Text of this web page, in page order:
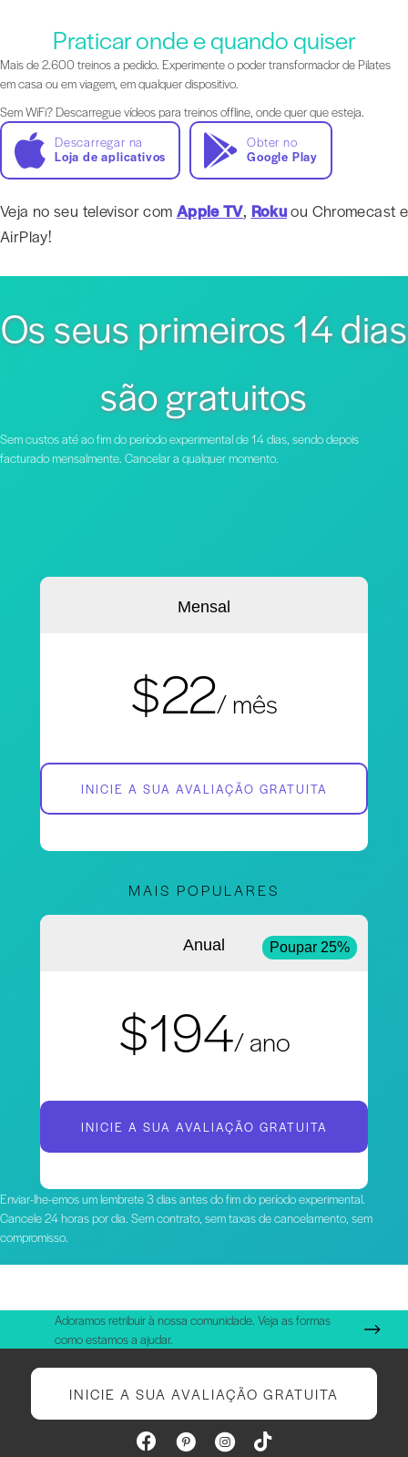
Praticar onde e quando quiser
Mais de 2.600 treinos a pedido. Experimente o poder transformador de Pilates
em casa ou em viagem, em qualquer dispositivo.
Sem WiFi? Descarregue vídeos para treinos offline, onde quer que esteja.
Descarregar na
Loja de aplicativos
Obter no
Google Play
Veja no seu televisor com Apple TV, Rokuou Chromecast e
AirPlay!
Os seus primeiros 14 dias
são gratuitos
Sem custos até ao fim do período experimental de 14 dias, sendo depois
facturado mensalmente. Cancelar a qualquer momento.
Mensal
$22/ mês
INICIE A SUA AVALIAÇÃO GRATUITA
MAIS POPULARES
Anual Poupar 25%
$194/ ano
INICIE A SUA AVALIAÇÃO GRATUITA
Enviar-lhe-emos um lembrete 3 dias antes do fim do período experimental.
Cancele 24 horas por dia. Sem contrato, sem taxas de cancelamento, sem
compromisso.
Adoramos retribuir à nossa comunidade. Veja as formas
como estamos a ajudar.
INICIE A SUA AVALIAÇÃO GRATUITA